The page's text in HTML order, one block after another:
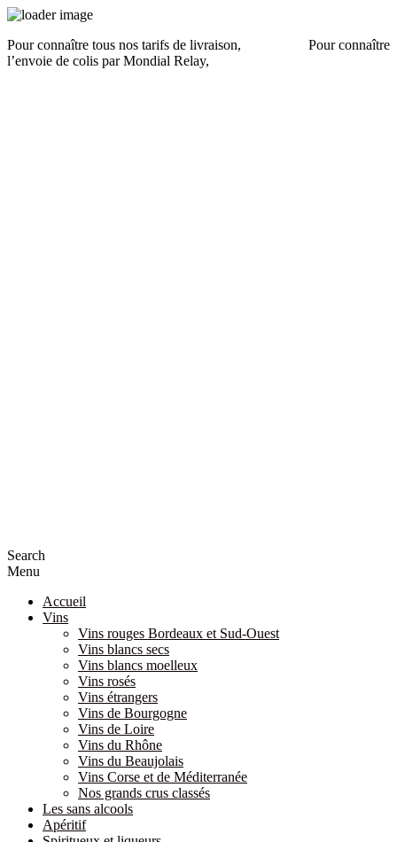
Pour connaître tous nos tarifs de livraison,
Pour connaître
l’envoie de colis par Mondial Relay,
Search
Menu
Accueil
Vins
Vins rouges Bordeaux et Sud-Ouest
Vins blancs secs
Vins blancs moelleux
Vins rosés
Vins étrangers
Vins de Bourgogne
Vins de Loire
Vins du Rhône
Vins du Beaujolais
Vins Corse et de Méditerranée
Nos grands crus classés
Les sans alcools
Apéritif